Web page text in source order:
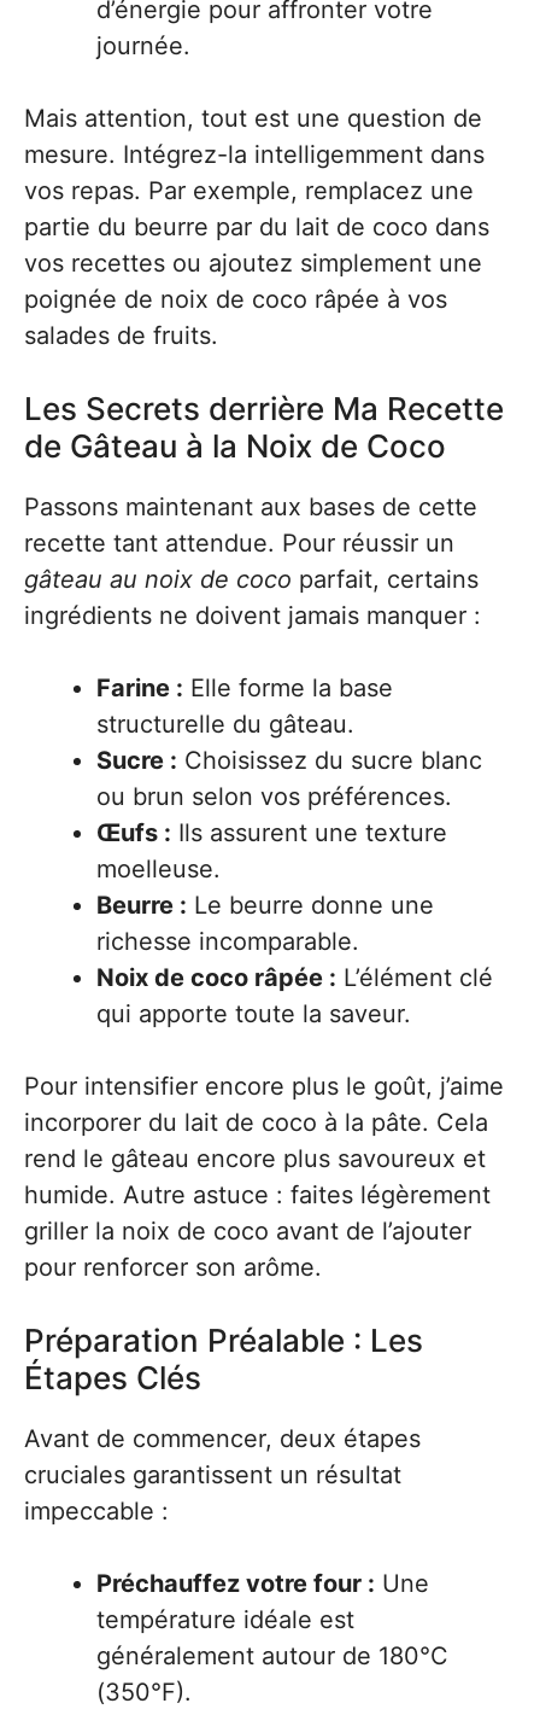
d’énergie pour affronter votre
journée.
Mais attention, tout est une question de
mesure. Intégrez-la intelligemment dans
vos repas. Par exemple, remplacez une
partie du beurre par du lait de coco dans
vos recettes ou ajoutez simplement une
poignée de noix de coco râpée à vos
salades de fruits.
Les Secrets derrière Ma Recette
de Gâteau à la Noix de Coco
Passons maintenant aux bases de cette
recette tant attendue. Pour réussir un
gâteau au noix de coco parfait, certains
ingrédients ne doivent jamais manquer :
Farine : Elle forme la base
structurelle du gâteau.
Sucre : Choisissez du sucre blanc
ou brun selon vos préférences.
Œufs : Ils assurent une texture
moelleuse.
Beurre : Le beurre donne une
richesse incomparable.
Noix de coco râpée : L’élément clé
qui apporte toute la saveur.
Pour intensifier encore plus le goût, j’aime
incorporer du lait de coco à la pâte. Cela
rend le gâteau encore plus savoureux et
humide. Autre astuce : faites légèrement
griller la noix de coco avant de l’ajouter
pour renforcer son arôme.
Préparation Préalable : Les
Étapes Clés
Avant de commencer, deux étapes
cruciales garantissent un résultat
impeccable :
Préchauffez votre four : Une
température idéale est
généralement autour de 180°C
(350°F).